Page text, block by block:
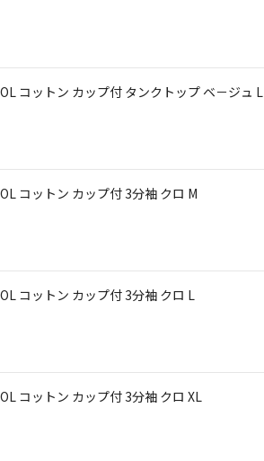
コットン カップ付 タンクトップ ベ－ジュ L
コットン カップ付 3分袖 クロ M
コットン カップ付 3分袖 クロ L
コットン カップ付 3分袖 クロ XL